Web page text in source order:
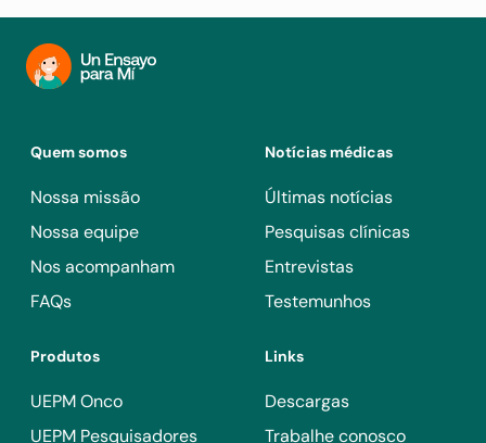
Quem somos
Nossa missão
Nossa equipe
Nos acompanham
FAQs
Notícias médicas
Últimas notícias
Pesquisas clínicas
Entrevistas
Testemunhos
Produtos
UEPM Onco
UEPM Pesquisadores
Links
Descargas
Trabalhe conosco